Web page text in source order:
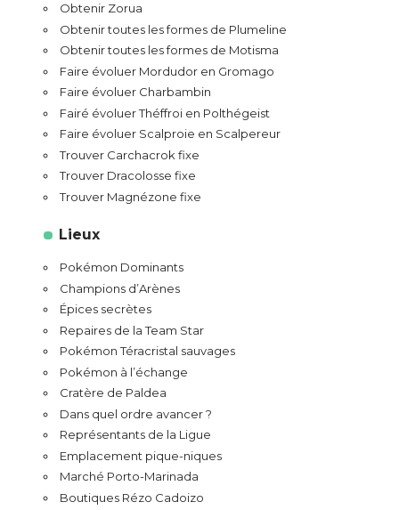
Obtenir Zorua
Obtenir toutes les formes de Plumeline
Obtenir toutes les formes de Motisma
Faire évoluer Mordudor en Gromago
Faire évoluer Charbambin
Fairé évoluer Théffroi en Polthégeist
Faire évoluer Scalproie en Scalpereur
Trouver Carchacrok fixe
Trouver Dracolosse fixe
Trouver Magnézone fixe
Lieux
Pokémon Dominants
Champions d’Arènes
Épices secrètes
Repaires de la Team Star
Pokémon Téracristal sauvages
Pokémon à l’échange
Cratère de Paldea
Dans quel ordre avancer ?
Représentants de la Ligue
Emplacement pique-niques
Marché Porto-Marinada
Boutiques Rézo Cadoizo